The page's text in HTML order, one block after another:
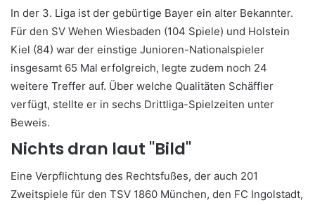
In der 3. Liga ist der gebürtige Bayer ein alter Bekannter.
Für den SV Wehen Wiesbaden (104 Spiele) und Holstein
Kiel (84) war der einstige Junioren-Nationalspieler
insgesamt 65 Mal erfolgreich, legte zudem noch 24
weitere Treffer auf. Über welche Qualitäten Schäffler
verfügt, stellte er in sechs Drittliga-Spielzeiten unter
Beweis.
Nichts dran laut "Bild"
Eine Verpflichtung des Rechtsfußes, der auch 201
Zweitspiele für den TSV 1860 München, den FC Ingolstadt,